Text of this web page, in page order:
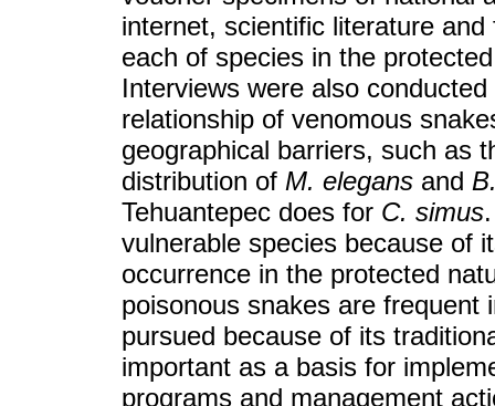
internet, scientific literature
each of species in the
Interviews were also
relationship of venomous
geographical barriers, such as
distribution of M. elegans and
Tehuantepec does for C. simus
vulnerable species because of
occurrence in the protected
poisonous snakes are
pursued because of its
important as a basis for
programs and management